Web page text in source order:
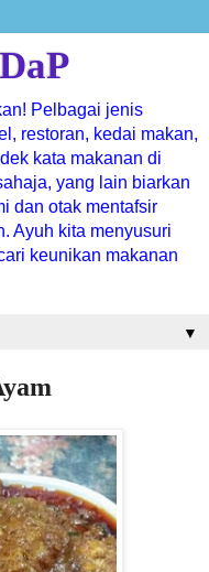
Pelbagai jenis
restoran, kedai makan,
kata makanan di
yang lain biarkan
dan otak mentafsir
Ayuh kita menyusuri
keunikan makanan
▼